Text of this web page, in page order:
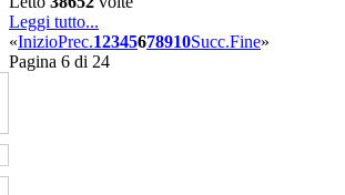
Leggi tutto...
«InizioPrec.12345678910Succ.Fine»
Pagina 6 di 24